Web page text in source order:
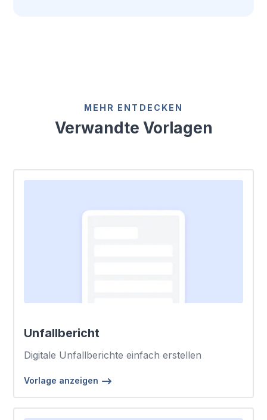
MEHR ENTDECKEN
Verwandte Vorlagen
Unfallbericht
Digitale Unfallberichte einfach erstellen
Vorlage anzeigen